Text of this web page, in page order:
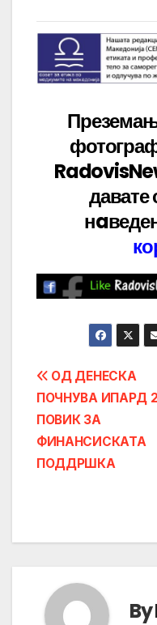
давате
Post
navigation
ОД ДЕНЕСКА
ПОЧНУВА ИПАРД 2
ПОВИК ЗА
ФИНАНСИСКАТА
ПОДДРШКА
By